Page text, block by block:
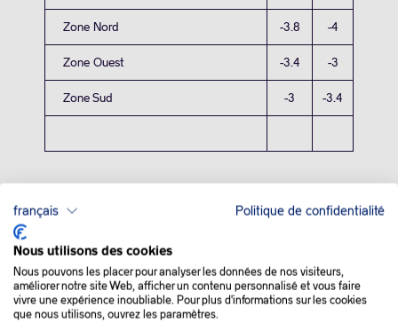
Zone Nord -3.8 -4
Zone Ouest -3.4 -3
Zone Sud -3 -3.4
QUE SE PASSE-T-IL
DANS LE MONDE :
français Politique de confidentialité
Nous utilisons des cookies
Nous pouvons les placer pour analyser les données de nos visiteurs,
améliorer notre site Web, afficher un contenu personnalisé et vous faire
vivre une expérience inoubliable. Pour plus d'informations sur les cookies
que nous utilisons, ouvrez les paramètres.